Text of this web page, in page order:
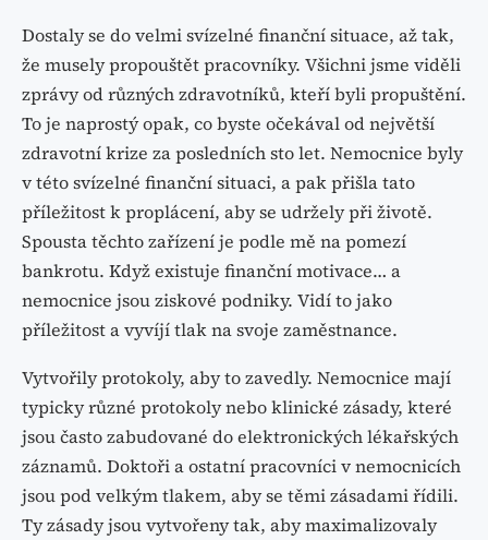
Dostaly se do velmi svízelné finanční situace, až tak,
že musely propouštět pracovníky. Všichni jsme viděli
zprávy od různých zdravotníků, kteří byli propuštění.
To je naprostý opak, co byste očekával od největší
zdravotní krize za posledních sto let. Nemocnice byly
v této svízelné finanční situaci, a pak přišla tato
příležitost k proplácení, aby se udržely při životě.
Spousta těchto zařízení je podle mě na pomezí
bankrotu. Když existuje finanční motivace… a
nemocnice jsou ziskové podniky. Vidí to jako
příležitost a vyvíjí tlak na svoje zaměstnance.
Vytvořily protokoly, aby to zavedly. Nemocnice mají
typicky různé protokoly nebo klinické zásady, které
jsou často zabudované do elektronických lékařských
záznamů. Doktoři a ostatní pracovníci v nemocnicích
jsou pod velkým tlakem, aby se těmi zásadami řídili.
Ty zásady jsou vytvořeny tak, aby maximalizovaly